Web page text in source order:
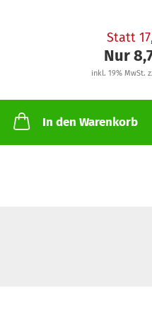
Statt
Nur
inkl. 19% MwSt.
In den Warenkorb